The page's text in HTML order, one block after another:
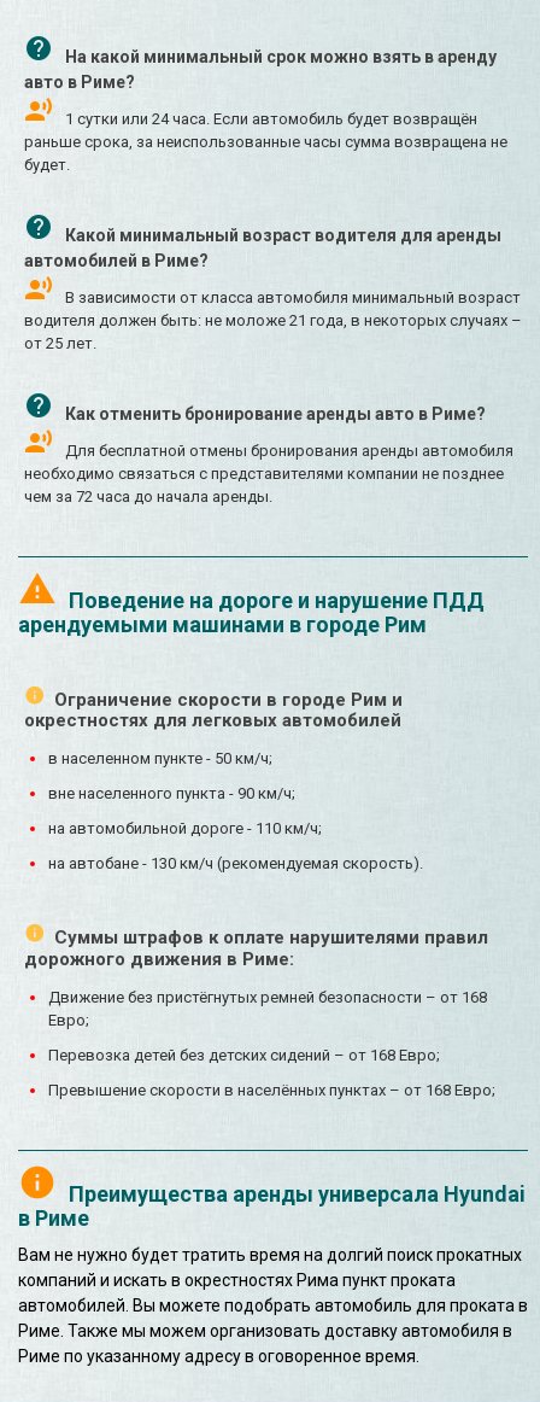
На какой минимальный срок можно взять в аренду
авто в Риме?
1 сутки или 24 часа. Если автомобиль будет возвращён
раньше срока, за неиспользованные часы сумма возвращена не
будет.
Какой минимальный возраст водителя для аренды
автомобилей в Риме?
В зависимости от класса автомобиля минимальный возраст
водителя должен быть: не моложе 21 года, в некоторых случаях –
от 25 лет.
Как отменить бронирование аренды авто в Риме?
Для бесплатной отмены бронирования аренды автомобиля
необходимо связаться с представителями компании не позднее
чем за 72 часа до начала аренды.
Поведение на дороге и нарушение ПДД
арендуемыми машинами в городе Рим
Ограничение скорости в городе Рим и
окрестностях для легковых автомобилей
в населенном пункте - 50 км/ч;
вне населенного пункта - 90 км/ч;
на автомобильной дороге - 110 км/ч;
на автобане - 130 км/ч (рекомендуемая скорость).
Суммы штрафов к оплате нарушителями правил
дорожного движения в Риме:
Движение без пристёгнутых ремней безопасности – от 168
Евро;
Перевозка детей без детских сидений – от 168 Евро;
Превышение скорости в населённых пунктах – от 168 Евро;
Преимущества аренды универсала Hyundai
в Риме
Вам не нужно будет тратить время на долгий поиск прокатных
компаний и искать в окрестностях Рима пункт проката
автомобилей. Вы можете подобрать автомобиль для проката в
Риме. Также мы можем организовать доставку автомобиля в
Риме по указанному адресу в оговоренное время.